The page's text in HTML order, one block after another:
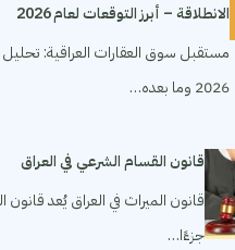
الانطلاقة – أبرز التوقعات لعام 2026
مستقبل سوق العقارات العراقية:
2026 وما بعده…
قانون القسام الشرعي في العراق
قانون الميراث في العراق يُعد قانون
جزءًا…